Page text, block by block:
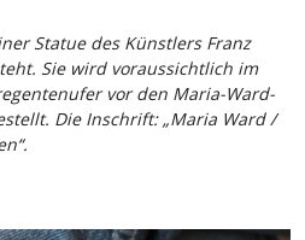
Statue des Künstlers Franz
Sie wird voraussichtlich im
vor den Maria-Ward-
Die Inschrift: „Maria Ward /